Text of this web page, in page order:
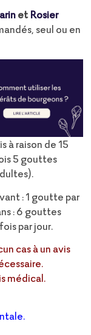
etRosier
seul ou en
à raison de 15
5 gouttes
: 1 goutte par
: 6 gouttes
par jour.
cas à un avis
médical.